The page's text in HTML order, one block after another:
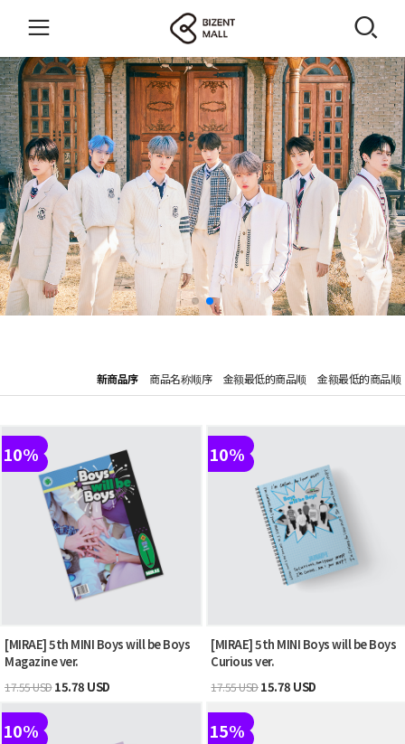
新商品序 商品名称顺序 金额最低的商品顺 金额最低的商品顺
10%
[MIRAE] 5th MINI Boys will be Boys
Magazine ver.
17.55 USD15.78 USD
10%
[MIRAE] 5th MINI Boys will be Boys
Curious ver.
17.55 USD15.78 USD
10% 15%